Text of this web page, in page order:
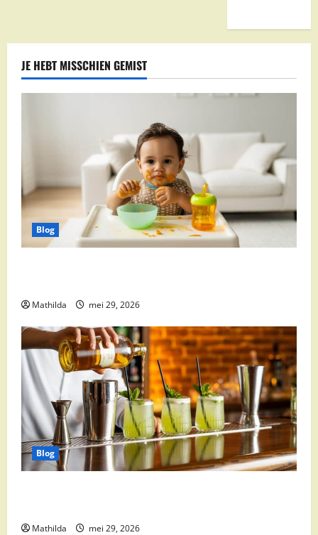
JE HEBT MISSCHIEN GEMIST
Blog
Mathilda mei 29, 2026
Blog
Mathilda mei 29, 2026